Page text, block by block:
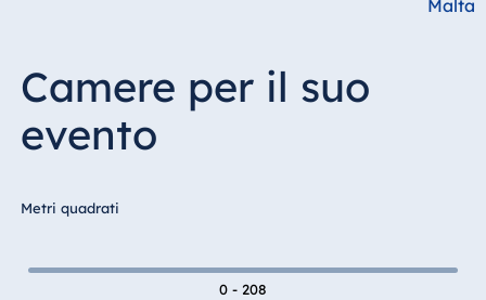
proArte Hotel
Hotel Bonn
Hotel Darmstadt
Malta
Camere per il suo
evento
Metri quadrati
0 - 208